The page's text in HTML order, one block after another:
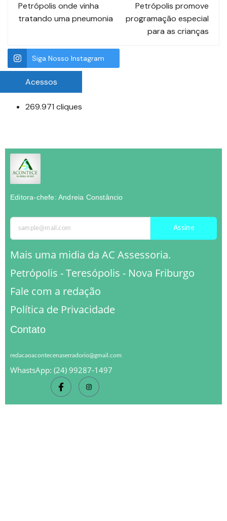
Petrópolis onde vinha
tratando uma pneumonia
Petrópolis promove
programação especial
para as crianças
Siga Nosso Instagram
Acessos
269.971 cliques
Editora-chefe: Andreia Constâncio
Assine
Mais uma midia da AC Assessoria.
Petrópolis - Teresópolis - Nova Friburgo
Fale com a redação
Política de Privacidade
Contato
redacaoacontecenaserradorio@gmail.com
WhastsApp: (24) 99287-1497